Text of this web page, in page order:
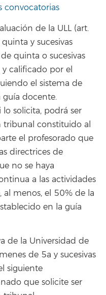
convocatorias
de la ULL (art.
y sucesivas
quinta o sucesivas
calificado por el
el sistema de
guía docente.
solicita, podrá ser
constituido al
el profesorado que
directrices de
no se haya
a las actividades
menos, el 50% de la
en la guía
de la Universidad de
de 5a y sucesivas
siguiente
que solicite ser